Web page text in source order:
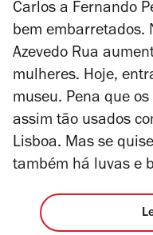
Carlos a Fernando
bem embarretados.
Azevedo Rua
mulheres. Hoje,
museu. Pena que
assim tão usados
Lisboa. Mas se
também há luvas e